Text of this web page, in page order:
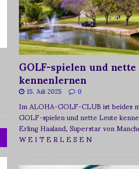
GOLF-spielen und
kennenlernen
15. Juli 2025 0
Im ALOHA-GOLF-CLUB ist beides
GOLF-spielen und nette Leute
Erling Haaland, Superstar von
W E I T E R L E S E N